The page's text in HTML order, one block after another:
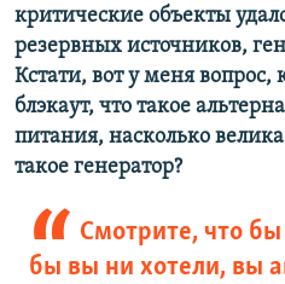
критические объекты
резервных источников,
Кстати, вот у меня вопрос,
блэкаут, что такое
питания, насколько
такое генератор?
Смотрите, что
бы вы ни хотели, вы